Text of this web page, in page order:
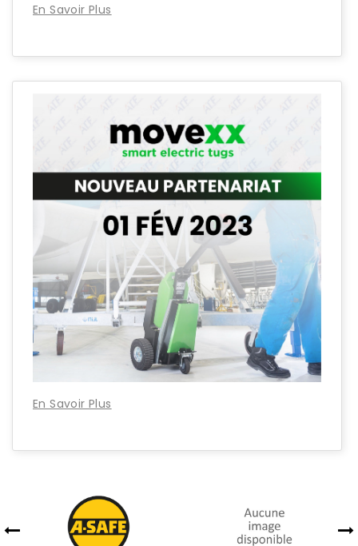
En Savoir Plus
En Savoir Plus